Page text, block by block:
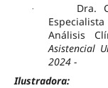
·
Dra.
Análisis
Asistencial
2024 -
Ilustradora: